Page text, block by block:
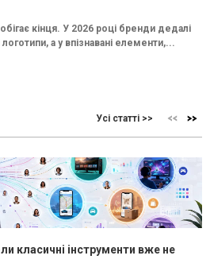
кінця. У 2026 році бренди дедалі
а у впізнавані елементи,...
Усі статті >>
класичні інструменти вже не